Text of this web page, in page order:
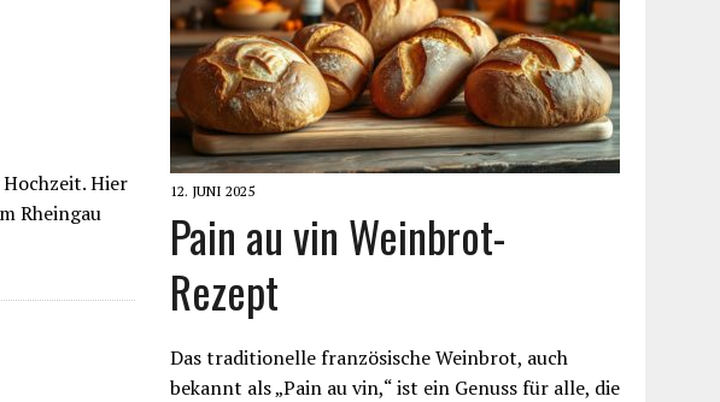
Hier
Rheingau
12. JUNI 2025
Pain au vin Weinbrot-
Rezept
Das traditionelle französische Weinbrot, auch
bekannt als „Pain au vin,“ ist ein Genuss für alle, die